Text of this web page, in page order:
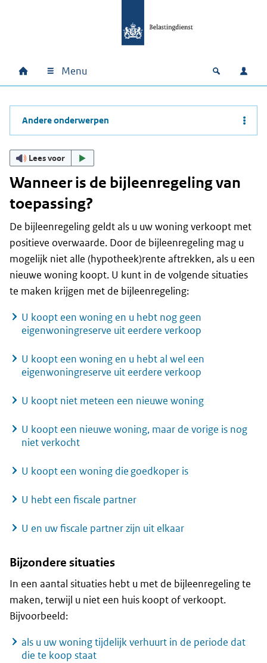
Hoofdnavigatie
Home Menu Open
Andere onderwerpen
Lees voor
Wanneer is de bijleenregeling van
toepassing?
De bijleenregeling geldt als u uw woning verkoopt met
positieve overwaarde. Door de bijleenregeling mag u
mogelijk niet alle (hypotheek)rente aftrekken, als u een
nieuwe woning koopt. U kunt in de volgende situaties
te maken krijgen met de bijleenregeling:
U koopt een woning en u hebt nog geen
eigenwoningreserve uit eerdere verkoop
U koopt een woning en u hebt al wel een
eigenwoningreserve uit eerdere verkoop
U koopt niet meteen een nieuwe woning
U koopt een nieuwe woning, maar de vorige is nog
niet verkocht
U koopt een woning die goedkoper is
U hebt een fiscale partner
U en uw fiscale partner zijn uit elkaar
Bijzondere situaties
In een aantal situaties hebt u met de bijleenregeling te
maken, terwijl u niet een huis koopt of verkoopt.
Bijvoorbeeld:
als u uw woning tijdelijk verhuurt in de periode dat
die te koop staat